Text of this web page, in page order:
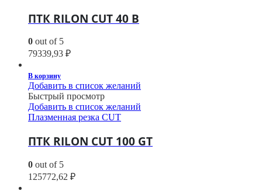
ПТК RILON CUT 40 B
0 out of 5
79339,93 ₽
В корзину
Добавить в список желаний
Быстрый просмотр
Добавить в список желаний
Плазменная резка CUT
ПТК RILON CUT 100 GT
0 out of 5
125772,62 ₽